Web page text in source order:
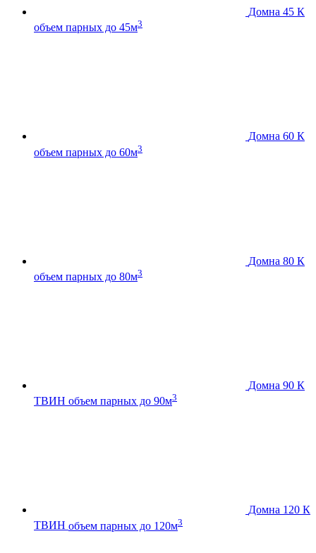
Домна 45 К
объем парных до 45м3
Домна 60 К
объем парных до 60м3
Домна 80 К
объем парных до 80м3
Домна 90 К
ТВИН объем парных до 90м3
Домна 120 К
ТВИН объем парных до 120м3